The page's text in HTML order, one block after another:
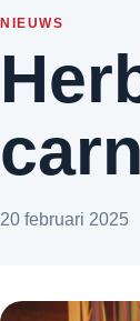
NIEUWS
20 februari 2025